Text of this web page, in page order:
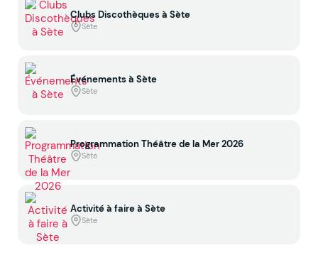
Clubs Discothèques à Sète
Sète
Événements à Sète
Sète
Programmation Théâtre de la Mer 2026
Sète
Activité à faire à Sète
Sète